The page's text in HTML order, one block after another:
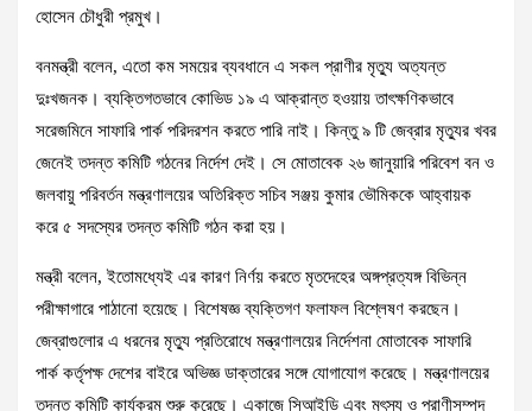
হোসেন চৌধুরী প্রমুখ।
বনমন্ত্রী বলেন, এতো কম সময়ের ব্যবধানে এ সকল প্রাণীর মৃত্যু অত্যন্ত
দুঃখজনক। ব্যক্তিগতভাবে কোভিড ১৯ এ আক্রান্ত হওয়ায় তাৎক্ষণিকভাবে
সরেজমিনে সাফারি পার্ক পরিদরশন করতে পারি নাই। কিন্তু ৯ টি জেব্রার মৃত্যুর খবর
জেনেই তদন্ত কমিটি গঠনের নির্দেশ দেই। সে মোতাবেক ২৬ জানুয়ারি পরিবেশ বন ও
জলবায়ু পরিবর্তন মন্ত্রণালয়ের অতিরিক্ত সচিব সঞ্জয় কুমার ভৌমিককে আহ্বায়ক
করে ৫ সদস্যের তদন্ত কমিটি গঠন করা হয়।
মন্ত্রী বলেন, ইতোমধ্যেই এর কারণ নির্ণয় করতে মৃতদেহের অঙ্গপ্রত্যঙ্গ বিভিন্ন
পরীক্ষাগারে পাঠানো হয়েছে। বিশেষজ্ঞ ব্যক্তিগণ ফলাফল বিশ্লেষণ করছেন।
জেব্রাগুলোর এ ধরনের মৃত্যু প্রতিরোধে মন্ত্রণালয়ের নির্দেশনা মোতাবেক সাফারি
পার্ক কর্তৃপক্ষ দেশের বাইরে অভিজ্ঞ ডাক্তারের সঙ্গে যোগাযোগ করেছে। মন্ত্রণালয়ের
তদন্ত কমিটি কার্যক্রম শুরু করেছে। একাজে সিআইডি এবং মৎস্য ও প্রাণীসম্পদ